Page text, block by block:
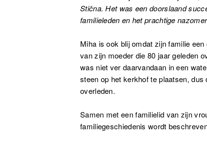
Stična. Het was een doorslaand
familieleden en het prachtige
Miha is ook blij omdat zijn familie
van zijn moeder die 80 jaar geleden
was niet ver daarvandaan in een
steen op het kerkhof te plaatsen,
overleden.
Samen met een familielid van zijn
familiegeschiedenis wordt